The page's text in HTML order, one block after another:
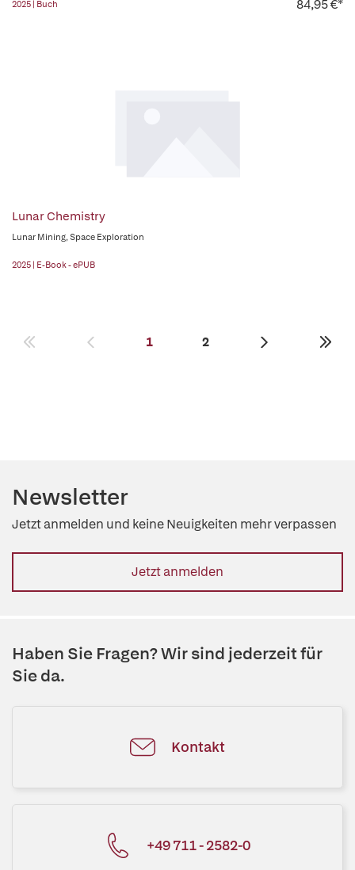
2025 | Buch 84,95 €*
Lunar Chemistry
Lunar Mining, Space Exploration
2025 | E-Book - ePUB
1 2
Newsletter
Jetzt anmelden und keine Neuigkeiten mehr verpassen
Jetzt anmelden
Haben Sie Fragen? Wir sind jederzeit für
Sie da.
Kontakt
+49 711 - 2582-0